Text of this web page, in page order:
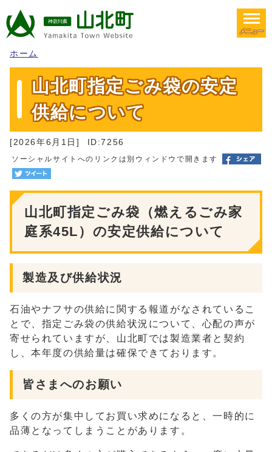
メニュー
ホーム
山北町指定ごみ袋の安定
供給について
[2026年6月1日] ID:7256
ソーシャルサイトへのリンクは別ウィンドウで開きます
山北町指定ごみ袋（燃えるごみ家
庭系45L）の安定供給について
製造及び供給状況
石油やナフサの供給に関する報道がなされているこ
とで、指定ごみ袋の供給状況について、心配の声が
寄せられていますが、山北町では製造業者と契約
し、本年度の供給量は確保できております。
皆さまへのお願い
多くの方が集中してお買い求めになると、一時的に
品薄となってしまうことがあります。